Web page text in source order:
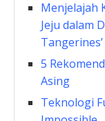
Menjelajah
Jeju dalam
Tangerines’
5
Asing
Teknologi